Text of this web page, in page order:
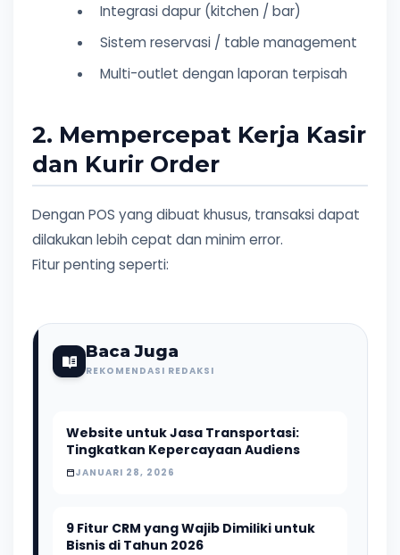
Integrasi dapur (kitchen / bar)
Sistem reservasi / table management
Multi-outlet dengan laporan terpisah
2. Mempercepat Kerja Kasir
dan Kurir Order
Dengan POS yang dibuat khusus, transaksi dapat
dilakukan lebih cepat dan minim error.
Fitur penting seperti:
Baca Juga
REKOMENDASI REDAKSI
Website untuk Jasa Transportasi:
Tingkatkan Kepercayaan Audiens
JANUARI 28, 2026
9 Fitur CRM yang Wajib Dimiliki untuk
Bisnis di Tahun 2026